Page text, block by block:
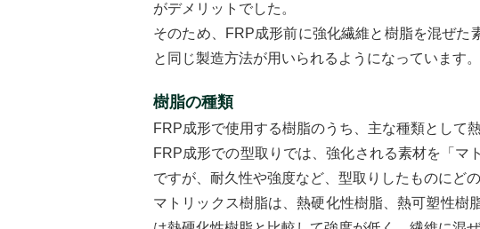
がデメリットでした。
そのため、FRP成形前に強化繊維と樹脂を混ぜ
と同じ製造方法が用いられるようになっています。
樹脂の種類
FRP成形で使用する樹脂のうち、主な種類として
FRP成形での型取りでは、強化される素材を「
ですが、耐久性や強度など、型取りしたものにど
マトリックス樹脂は、熱硬化性樹脂、熱可塑性樹